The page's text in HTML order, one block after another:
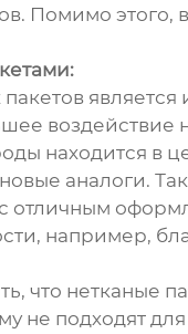
Помимо этого,
является
находится в
аналоги.
отличным
например,
что нетканые
не подходят